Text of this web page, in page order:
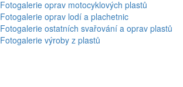
Fotogalerie oprav motocyklových plastů
Fotogalerie oprav lodí a plachetnic
Fotogalerie ostatních svařování a oprav plastů
Fotogalerie výroby z plastů